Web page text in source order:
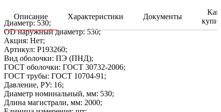
Описание Характеристики Документы
Как
Диаметр: 530;
OD наружный диаметр: 530;
Акция: Нет;
Артикул: P193260;
Вид оболочки: ПЭ (ПНД);
ГОСТ оболочки: ГОСТ 30732-2006;
ГОСТ трубы: ГОСТ 10704-91;
Давление, РУ: 16;
Диаметр номинальный, мм: 530;
Длина магистрали, мм: 2000;